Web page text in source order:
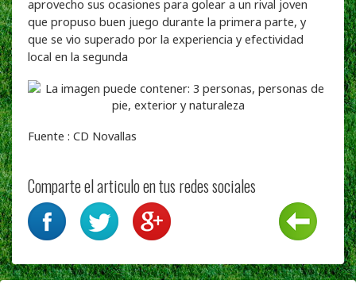
aprovecho sus ocasiones para golear a un rival joven
que propuso buen juego durante la primera parte, y
que se vio superado por la experiencia y efectividad
local en la segunda
Fuente : CD Novallas
Comparte el articulo en tus redes sociales